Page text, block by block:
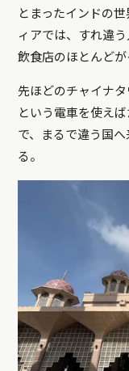
とまったインドの
ィアでは、すれ違
飲食店のほとんどが
先ほどのチャイナ
という電車を使え
で、まるで違う国
る。